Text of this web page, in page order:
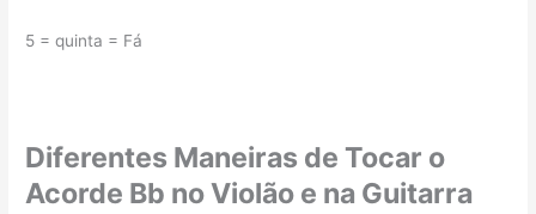
5 = quinta = Fá
Diferentes Maneiras de Tocar o
Acorde Bb no Violão e na Guitarra